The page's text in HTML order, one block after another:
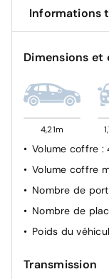
Alerte de sous-
Contrôle de
Contrôle de
Sièges AR
Informations
Dimensions et
4,21m
Volume coffre :
Volume coffre
Nombre de
Nombre de
Poids du
Transmission